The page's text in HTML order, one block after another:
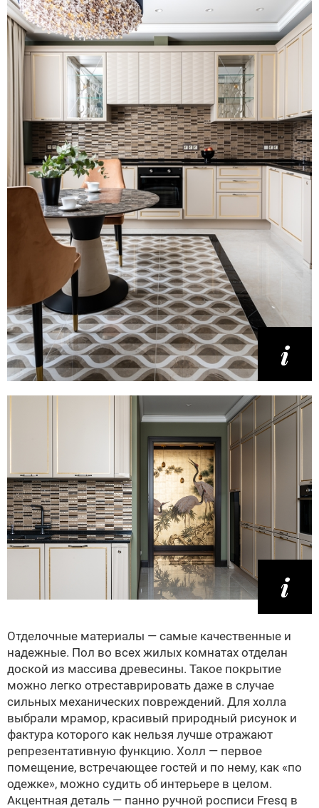
Отделочные материалы — самые качественные и
надежные. Пол во всех жилых комнатах отделан
доской из массива древесины. Такое покрытие
можно легко отреставрировать даже в случае
сильных механических повреждений. Для холла
выбрали мрамор, красивый природный рисунок и
фактура которого как нельзя лучше отражают
репрезентативную функцию. Холл — первое
помещение, встречающее гостей и по нему, как «по
одежке», можно судить об интерьере в целом.
Акцентная деталь — панно ручной росписи Fresq в